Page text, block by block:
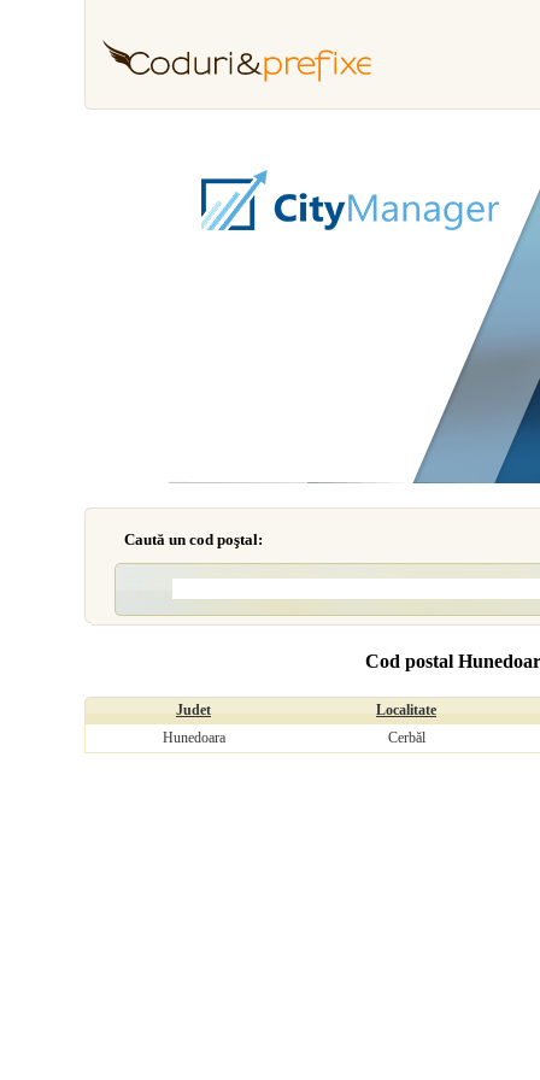
Caută un cod poştal:
Cod postal
Judet
Localitate
Hunedoara
Cerbăl